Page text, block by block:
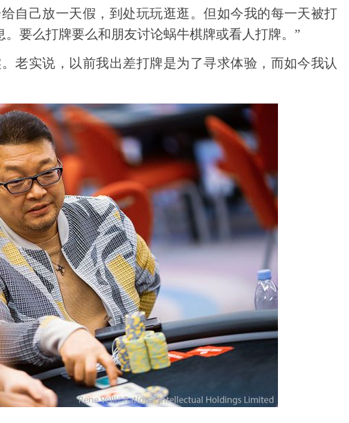
自己放一天假，到处玩玩逛逛。但如今我的每一天被打
要么打牌要么和朋友讨论蜗牛棋牌或看人打牌。”
老实说，以前我出差打牌是为了寻求体验，而如今我认